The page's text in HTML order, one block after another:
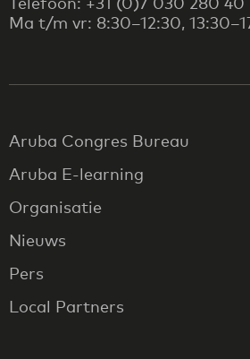
Ma t/m vr: 8:30–12:30,
Aruba Congres Bureau
Aruba E-learning
Organisatie
Nieuws
Pers
Local Partners